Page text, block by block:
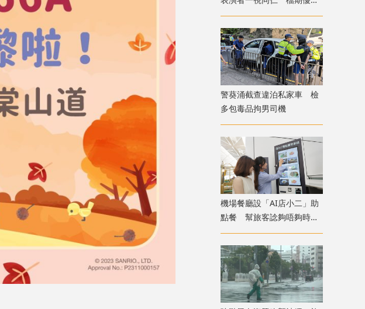
給體育活動
警葵涌截查違泊私家車 檢
多包毒品拘男司機
機場餐廳設「AI店小二」助
點餐 幫旅客諗夠唔夠時間
食完先上機